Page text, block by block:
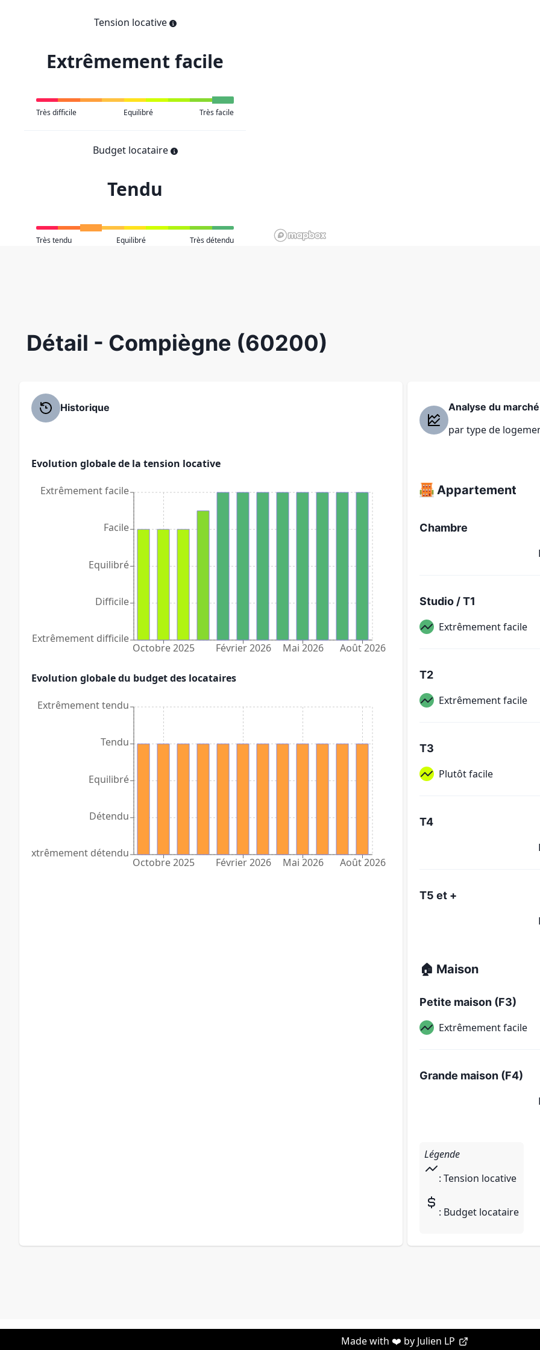
Tension locative
Extrêmement facile
Très difficile Equilibré Très facile
Budget locataire
Tendu
Très tendu Equilibré Très détendu
Détail - Compiègne (60200)
Historique
Evolution globale de la tension locative
Octobre 2025 Février 2026 Mai 2026 Août 2026
Extrêmement difficile
Difficile
Equilibré
Facile
Extrêmement facile
Evolution globale du budget des locataires
Octobre 2025 Février 2026 Mai 2026 Août 2026
Extrêmement détendu
Détendu
Equilibré
Tendu
Extrêmement tendu
Analyse du marché
par type de
Appartement
Chambre
Studio / T1
Extrêmement facile
T2
Extrêmement facile
T3
Plutôt facile
T4
T5 et +
🏠 Maison
Petite maison (F3)
Extrêmement facile
Grande maison (F4)
Légende
: Tension locative
: Budget locataire
Made with ❤️ by Julien LP